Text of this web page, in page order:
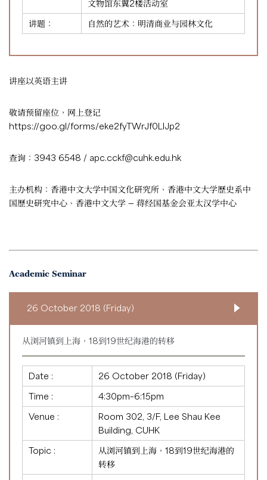
文物馆东翼2楼活动室
讲题：
自然的艺术：明清商业与园林文化
讲座以英语主讲
敬请预留座位，网上登记
https://goo.gl/forms/eke2fyTWrJf0LlJp2
查询：3943 6548 / apc.cckf@cuhk.edu.hk
主办机构：香港中文大学中国文化研究所、香港中文大学歷史系中
国歷史研究中心、香港中文大学 — 蒋经国基金会亚太汉学中心
Academic Seminar
26 October 2018 (Friday)
从浏河镇到上海，18到19世纪海港的转移
Date :
26 October 2018 (Friday)
Time :
4:30pm–6:15pm
Venue :
Room 302, 3/F, Lee Shau Kee
Building, CUHK
Topic :
从浏河镇到上海，18到19世纪海港的
转移